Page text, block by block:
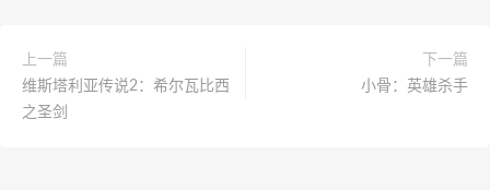
上一篇
维斯塔利亚传说2：希尔瓦比西
之圣剑
下一篇
小骨：英雄杀手